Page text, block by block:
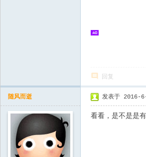
回复
随风而逝 发表于 2016-
看看，是不是是